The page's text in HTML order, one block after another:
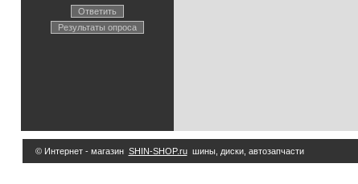
Ответить
Результаты опроса
© Интернет - магазин SHIN-SHOP.ruшины, диски, автозапчасти